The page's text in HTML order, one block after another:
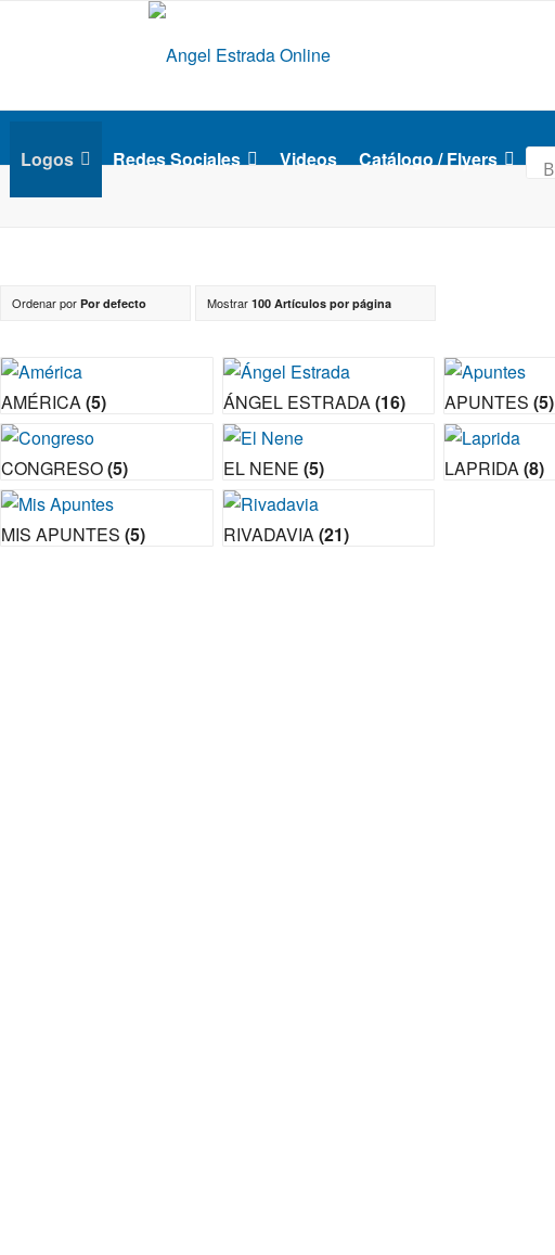
Logos Redes Sociales Videos
Catálogo / Flyers
Ordenar porPor defecto Mostrar100 Artículos por página
AMÉRICA(5) ÁNGEL ESTRADA(16) APUNTES (5)
CONGRESO(5) EL NENE (5) LAPRIDA(8)
MIS APUNTES(5) RIVADAVIA(21)